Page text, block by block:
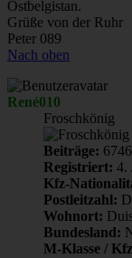
Ostbelgistan.
Grüße von der Ruhr
Peter 089
Nach oben
René010
Froschkönig
Beiträge: 6746
Registriert: 4.
Kfz-
Postleitzahl:
Wohnort:
Bundesland:
M-Klasse /